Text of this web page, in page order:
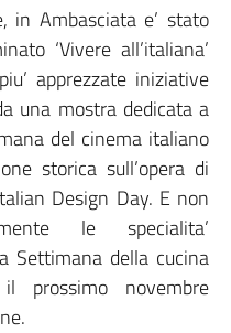
in Ambasciata e’ stato
‘Vivere all’italiana’
apprezzate iniziative
una mostra dedicata a
del cinema italiano
storica sull’opera di
Design Day. E non
le specialita’
Settimana della cucina
prossimo novembre